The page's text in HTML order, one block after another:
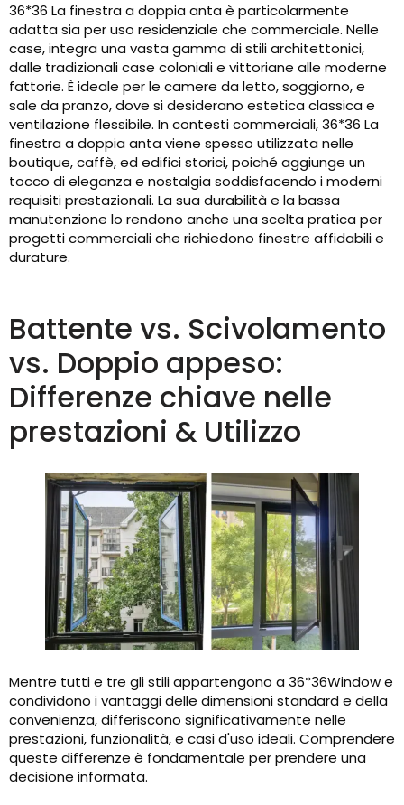
36*36 La finestra a doppia anta è particolarmente
adatta sia per uso residenziale che commerciale. Nelle
case, integra una vasta gamma di stili architettonici,
dalle tradizionali case coloniali e vittoriane alle moderne
fattorie. È ideale per le camere da letto, soggiorno, e
sale da pranzo, dove si desiderano estetica classica e
ventilazione flessibile. In contesti commerciali, 36*36 La
finestra a doppia anta viene spesso utilizzata nelle
boutique, caffè, ed edifici storici, poiché aggiunge un
tocco di eleganza e nostalgia soddisfacendo i moderni
requisiti prestazionali. La sua durabilità e la bassa
manutenzione lo rendono anche una scelta pratica per
progetti commerciali che richiedono finestre affidabili e
durature.
Battente vs. Scivolamento
vs. Doppio appeso:
Differenze chiave nelle
prestazioni & Utilizzo
Mentre tutti e tre gli stili appartengono a 36*36Window e
condividono i vantaggi delle dimensioni standard e della
convenienza, differiscono significativamente nelle
prestazioni, funzionalità, e casi d'uso ideali. Comprendere
queste differenze è fondamentale per prendere una
decisione informata.